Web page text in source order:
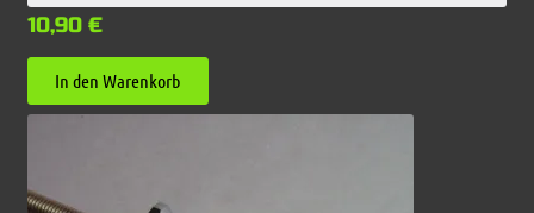
10,90 €
In den Warenkorb